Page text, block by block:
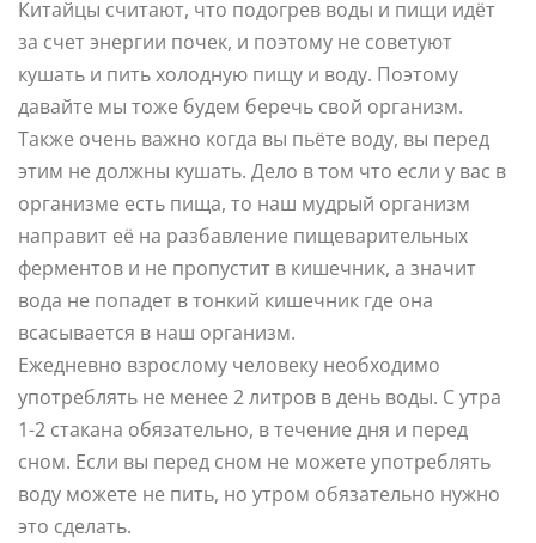
Китайцы считают, что подогрев воды и пищи идёт
за счет энергии почек, и поэтому не советуют
кушать и пить холодную пищу и воду. Поэтому
давайте мы тоже будем беречь свой организм.
Также очень важно когда вы пьёте воду, вы перед
этим не должны кушать. Дело в том что если у вас в
организме есть пища, то наш мудрый организм
направит её на разбавление пищеварительных
ферментов и не пропустит в кишечник, а значит
вода не попадет в тонкий кишечник где она
всасывается в наш организм.
Ежедневно взрослому человеку необходимо
употреблять не менее 2 литров в день воды. С утра
1-2 стакана обязательно, в течение дня и перед
сном. Если вы перед сном не можете употреблять
воду можете не пить, но утром обязательно нужно
это сделать.